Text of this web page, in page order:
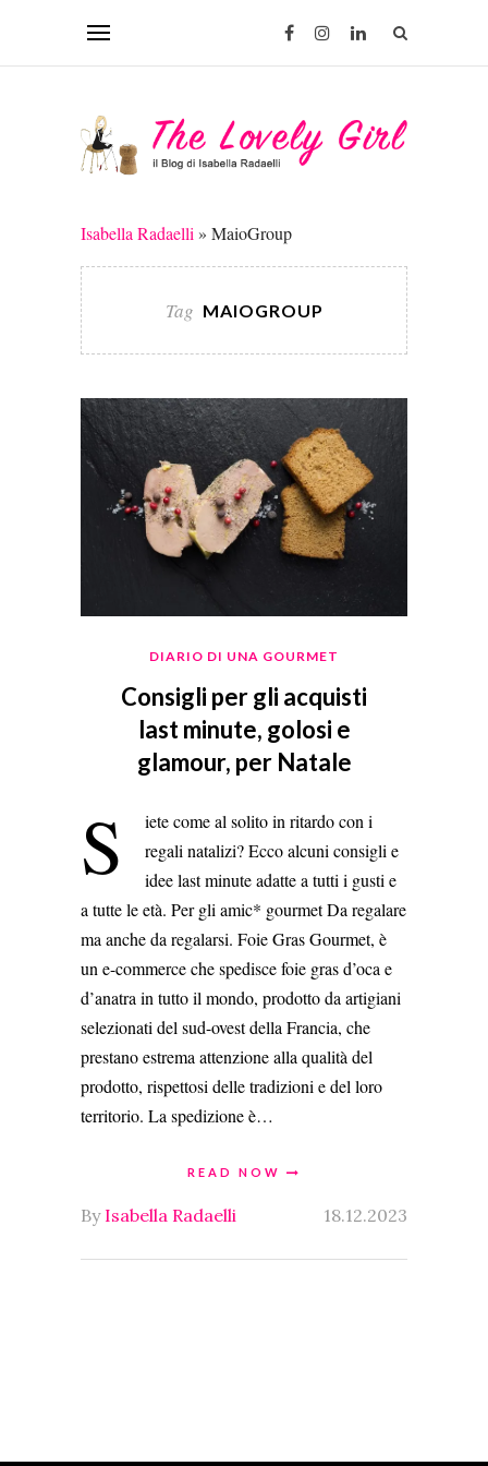
Isabella Radaelli » MaioGroup
Tag MAIOGROUP
DIARIO DI UNA GOURMET
Consigli per gli acquisti
last minute, golosi e
glamour, per Natale
S
iete come al solito in ritardo con i
regali natalizi? Ecco alcuni consigli e
idee last minute adatte a tutti i gusti e
a tutte le età. Per gli amic* gourmet Da regalare
ma anche da regalarsi. Foie Gras Gourmet, è
un e-commerce che spedisce foie gras d’oca e
d’anatra in tutto il mondo, prodotto da artigiani
selezionati del sud-ovest della Francia, che
prestano estrema attenzione alla qualità del
prodotto, rispettosi delle tradizioni e del loro
territorio. La spedizione è…
READ NOW
By Isabella Radaelli 18.12.2023